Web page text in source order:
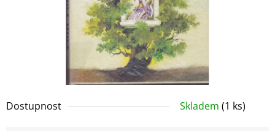
Dostupnost Skladem (1 ks)